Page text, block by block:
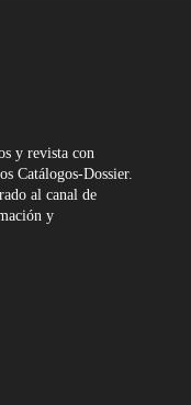
y revista con
Catálogos-Dossier.
al canal de
y